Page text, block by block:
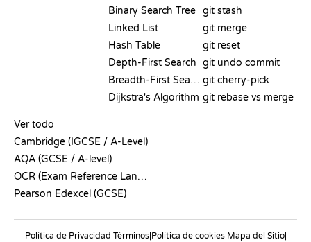
Binary Search Tree
Linked List
Hash Table
Depth-First Search
Breadth-First Search
Dijkstra's Algorithm
git stash
git merge
git reset
git undo commit
git cherry-pick
git rebase vs merge
Ver todo
Cambridge (IGCSE / A-Level)
AQA (GCSE / A-level)
OCR (Exam Reference Language)
Pearson Edexcel (GCSE)
Política de Privacidad|Términos|Política de cookies|Mapa del Sitio|